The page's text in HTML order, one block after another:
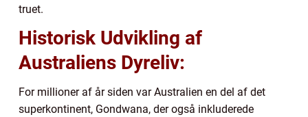
truet.
Historisk Udvikling af
Australiens Dyreliv:
For millioner af år siden var Australien en del af det
superkontinent, Gondwana, der også inkluderede